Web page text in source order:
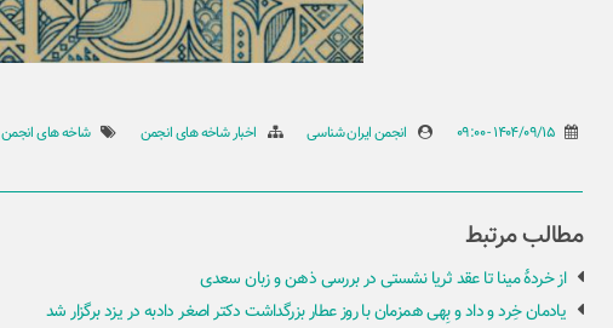
انجمن ایران شناسی اخبار شاخه های انجمن شاخه های انجمن
مطالب مرتبط
از خردۀ مینا تا عقد ثریا نشستی در بررسی ذهن و زبان سعدی
یادمان خِرد و داد و بِهی همزمان با روز عطار بزرگداشت دکتر اصغر دادبه در یزد برگزار شد